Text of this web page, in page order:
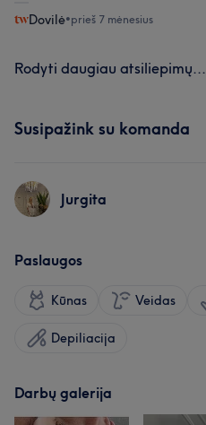
Dovilė•prieš 7 mėnesius
Rodyti daugiau atsiliepimų...
Susipažink su komanda
Jurgita
Paslaugos
Kūnas Veidas
Depiliacija
Darbų galerija